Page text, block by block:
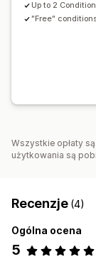
Up to 2
"Free"
Wszystkie opłaty
użytkowania są
Recenzje (4)
Ogólna ocena
5